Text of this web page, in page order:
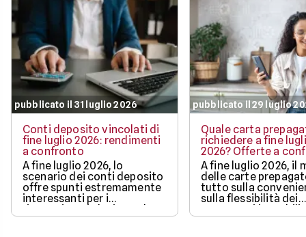
pubblicato il 31 luglio 2026
Conti deposito vincolati di
fine luglio 2026: rendimenti
a confronto
A fine luglio 2026, lo
scenario dei conti deposito
offre spunti estremamente
interessanti per i
risparmiatori che intendono
proteggere l'efficacia dei
pubblicato il 29 luglio
Quale carta
richiedere a fine
2026? Offerte a
A fine luglio 2026, il
delle carte
tutto sulla
sulla flessibilità dei
pagamenti in
bonus di benvenuto